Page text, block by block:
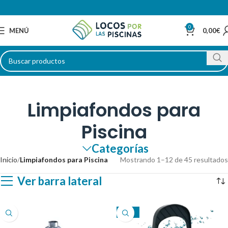
MENÚ 0 0,00€
Limpiafondos para
Piscina
Categorías
Inicio Limpiafondos para Piscina Mostrando 1–12 de 45 resultados
Ver barra lateral
-31%